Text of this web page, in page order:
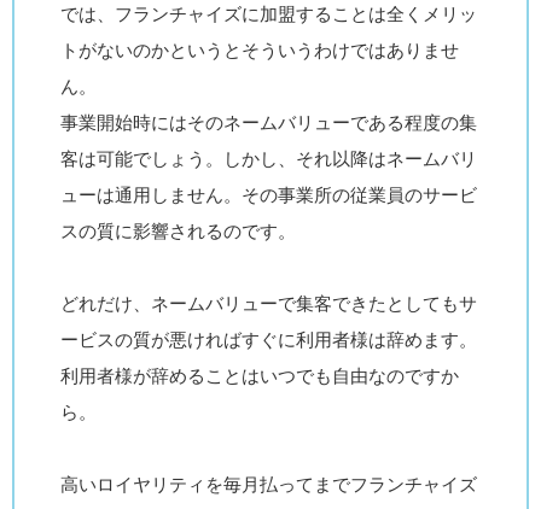
では、フランチャイズに加盟することは全くメリッ
トがないのかというとそういうわけではありませ
ん。
事業開始時にはそのネームバリューである程度の集
客は可能でしょう。しかし、それ以降はネームバリ
ューは通用しません。その事業所の従業員のサービ
スの質に影響されるのです。
どれだけ、ネームバリューで集客できたとしてもサ
ービスの質が悪ければすぐに利用者様は辞めます。
利用者様が辞めることはいつでも自由なのですか
ら。
高いロイヤリティを毎月払ってまでフランチャイズ